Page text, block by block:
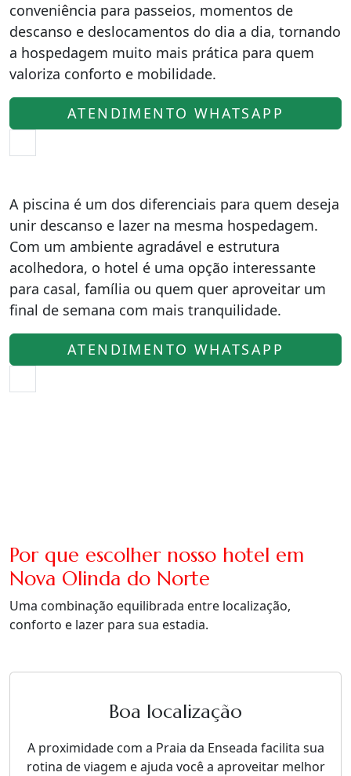
conveniência para passeios, momentos de
descanso e deslocamentos do dia a dia, tornando
a hospedagem muito mais prática para quem
valoriza conforto e mobilidade.
ATENDIMENTO WHATSAPP
A piscina é um dos diferenciais para quem deseja
unir descanso e lazer na mesma hospedagem.
Com um ambiente agradável e estrutura
acolhedora, o hotel é uma opção interessante
para casal, família ou quem quer aproveitar um
final de semana com mais tranquilidade.
ATENDIMENTO WHATSAPP
Por que escolher nosso hotel em
Nova Olinda do Norte
Uma combinação equilibrada entre localização,
conforto e lazer para sua estadia.
Boa localização
A proximidade com a Praia da Enseada facilita sua
rotina de viagem e ajuda você a aproveitar melhor